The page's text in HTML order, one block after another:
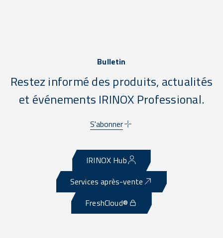
Bulletin
Restez informé des produits, actualités
et événements IRINOX Professional.
S'abonner
IRINOX Hub
Services après-vente
FreshCloud®